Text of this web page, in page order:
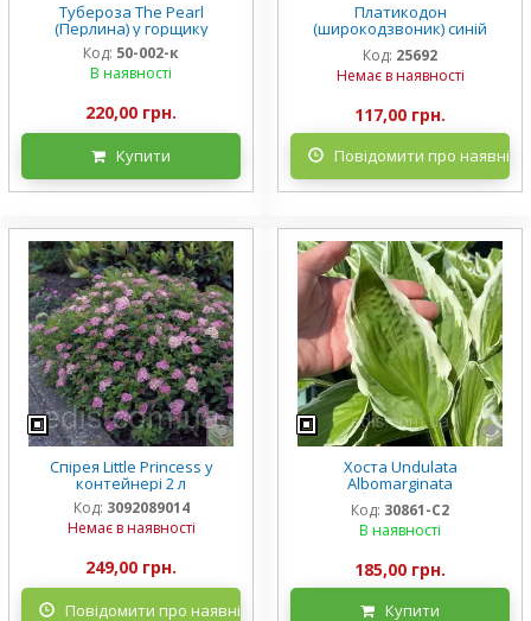
Тубероза The Pearl
(Перлина) у горщику
Код: 50-002-к
В наявності
220,00 грн.
Купити
Платикодон
(широкодзвоник) синій
низькорослий Mariesii у
горщику
Код: 25692
Немає в наявності
117,00 грн.
Повідомити про
Спірея Little Princess у
контейнері 2 л
Код: 3092089014
Немає в наявності
249,00 грн.
Повідомити про наявність
Хоста Undulata
Albomarginata
(Альбомарджината)
контейнер 2 л, 3/+ розетки
Код: 30861-С2
В наявності
185,00 грн.
Купити